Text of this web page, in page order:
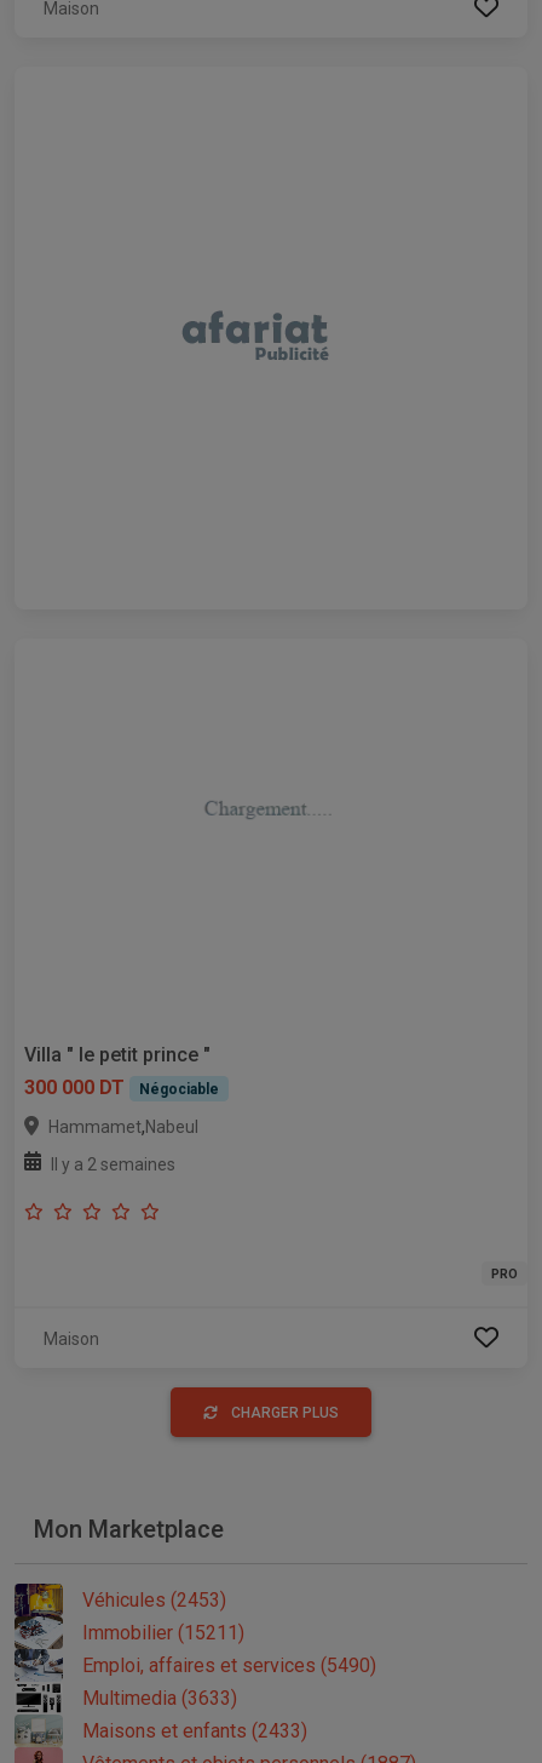
Maison
Villa " le petit prince "
300 000 DT
Négociable
Hammamet,Nabeul
Il y a 2 semaines
PRO
Maison
CHARGER PLUS
Mon Marketplace
Véhicules (2453)
Immobilier (15211)
Emploi, affaires et services (5490)
Multimedia (3633)
Maisons et enfants (2433)